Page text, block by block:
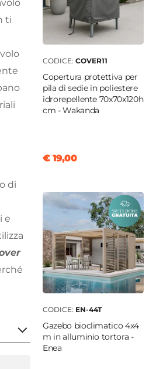
ti
di
e
o
CODICE: COVER11
Copertura protettiva per
pila di sedie in poliestere
idrorepellente 70x70x120h
cm - Wakanda
€ 19,00
CODICE: EN-44T
Gazebo bioclimatico 4x4
m in alluminio tortora -
Enea